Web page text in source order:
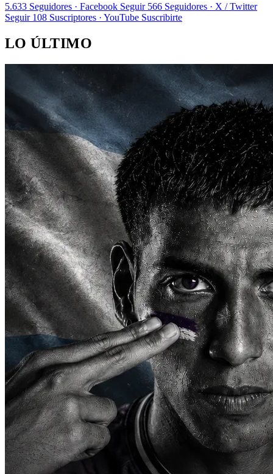
5.633 Seguidores · Facebook Seguir 566 Seguidores · X / Twitter
Seguir 108 Suscriptores · YouTube Suscribirte
LO ÚLTIMO